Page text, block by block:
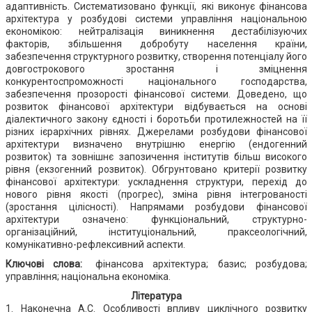
адаптивність. Систематизовано функції, які виконує фінансова
архітектура у розбудові системи управління національною
економікою: нейтралізація виникнення дестабілізуючих
факторів, збільшення добробуту населення країни,
забезпечення структурного розвитку, створення потенціалу його
довгострокового зростання і зміцнення
конкурентоспроможності національного господарства,
забезпечення прозорості фінансової системи. Доведено, що
розвиток фінансової архітектури відбувається на основі
діалектичного закону єдності і боротьби протилежностей на її
різних ієрархічних рівнях. Джерелами розбудови фінансової
архітектури визначено внутрішню енергію (ендогенний
розвиток) та зовнішнє запозичення інститутів більш високого
рівня (екзогенний розвиток). Обгрунтовано критерії розвитку
фінансової архітектури: ускладнення структури, перехід до
нового рівня якості (прогрес), зміна рівня інтегрованості
(зростання цілісності). Напрямами розбудови фінансової
архітектури означено: функціональний, структурно-
організаційний, інституціональний, праксеологічний,
комунікативно-рефлексивний аспекти.
Ключові слова:
фінансова архітектура; базис; розбудова;
управління; національна економіка.
Література
1. Наконечна А.С. Особливості впливу циклічного розвитку